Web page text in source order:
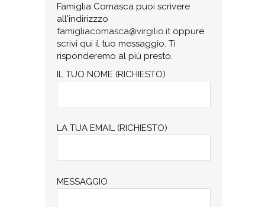
Famiglia Comasca puoi scrivere
all'indirizzzo
famigliacomasca@virgilio.itoppure
scrivi qui il tuo messaggio. Ti
risponderemo al più presto.
IL TUO NOME (RICHIESTO)
LA TUA EMAIL (RICHIESTO)
MESSAGGIO